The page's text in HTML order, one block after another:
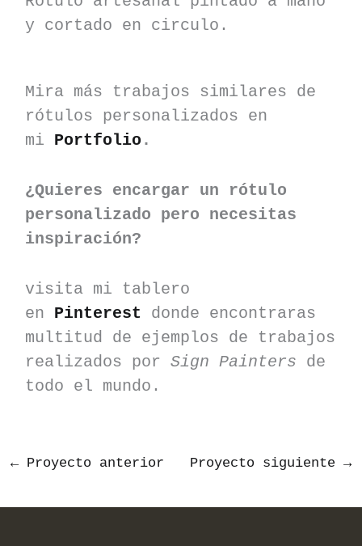
y cortado en circulo.
Mira más trabajos similares de
rótulos personalizados en
mi Portfolio .
¿Quieres encargar un rótulo
personalizado pero necesitas
inspiración?
visita mi tablero
en Pinterest donde encontraras
multitud de ejemplos de trabajos
realizados por Sign Painters de
todo el mundo.
←Proyecto anterior Proyecto siguiente→